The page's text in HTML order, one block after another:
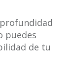
puedes
de tu